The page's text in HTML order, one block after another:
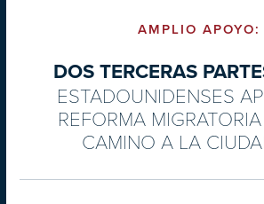
AMPLIO APOYO:
DOS TERCERAS
ESTADOUNIDENSES
REFORMA
CAMINO A LA